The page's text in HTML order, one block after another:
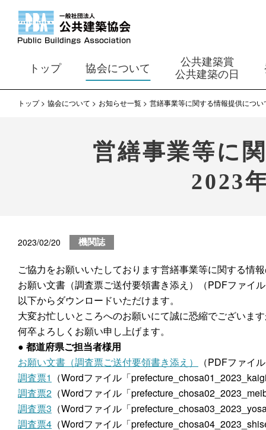
トップ 協会について
公共建築賞
公共建築の日
トップ 協会について お知らせ一覧 営繕事業等に関する情報提供につ
営繕事業等に
2023
2023/02/20 機関誌
ご協力をお願いいたしております営繕事業等に関する情
お願い文書（調査票ご送付要領書き添え）（PDFファイ
以下からダウンロードいただけます。
大変お忙しいところへのお願いにて誠に恐縮でございま
何卒よろしくお願い申し上げます。
● 都道府県ご担当者様用
お願い文書（調査票ご送付要領書き添え）
（PDFファイ
調査票1 （Wordファイル「
調査票2 （Wordファイル「
調査票3 （Wordファイル「
調査票4 （Wordファイル「